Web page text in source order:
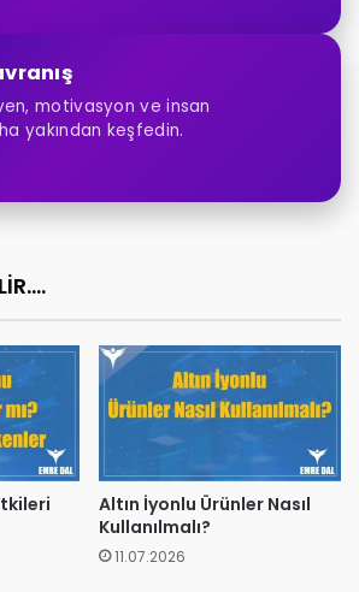
motivasyon ve insan
yakından keşfedin.
Altın İyonlu Ürünler Nasıl
Kullanılmalı?
11.07.2026